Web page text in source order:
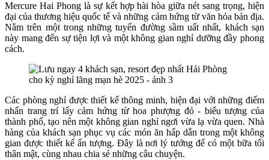
Mercure Hai Phong là sự kết hợp hài hòa giữa nét sang trọng, hiện
đại của thương hiệu quốc tế và những cảm hứng từ văn hóa bản địa.
Nằm trên một trong những tuyến đường sầm uất nhất, khách sạn
này mang đến sự tiện lợi và một không gian nghỉ dưỡng đầy phong
cách.
Các phòng nghỉ được thiết kế thông minh, hiện đại với những điểm
nhấn trang trí lấy cảm hứng từ hoa phượng đỏ - biểu tượng của
thành phố, tạo nên một không gian nghỉ ngơi vừa lạ vừa quen. Nhà
hàng của khách sạn phục vụ các món ăn hấp dẫn trong một không
gian được thiết kế ấn tượng. Đây là nơi lý tưởng để có một bữa tối
thân mật, cùng nhau chia sẻ những câu chuyện.